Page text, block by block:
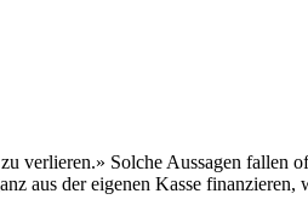
verlieren.» Solche Aussagen
aus der eigenen Kasse